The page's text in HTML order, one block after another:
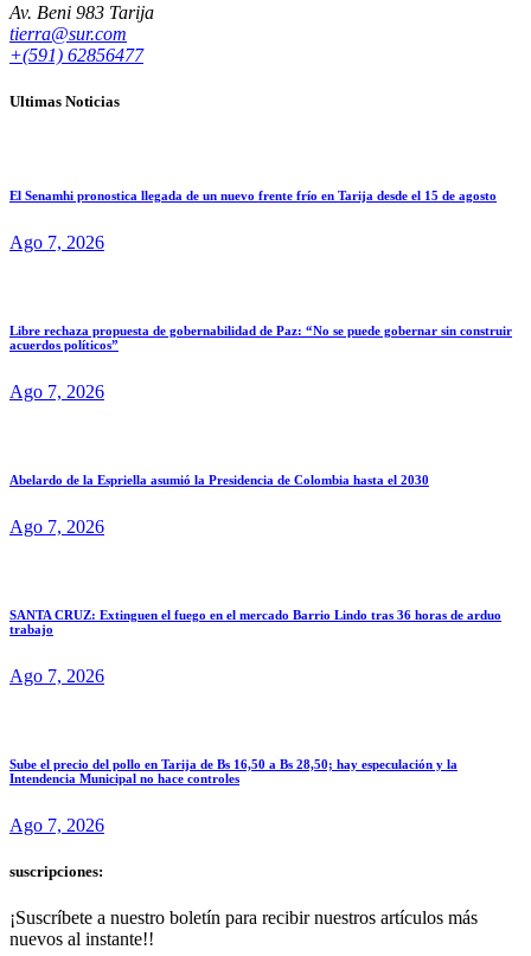
Av. Beni 983 Tarija
tierra@sur.com
+(591) 62856477
Ultimas Noticias
El Senamhi pronostica llegada de un nuevo frente frío en Tarija desde el 15 de agosto
Ago 7, 2026
Libre rechaza propuesta de gobernabilidad de Paz: “No se puede gobernar sin construir
acuerdos políticos”
Ago 7, 2026
Abelardo de la Espriella asumió la Presidencia de Colombia hasta el 2030
Ago 7, 2026
SANTA CRUZ: Extinguen el fuego en el mercado Barrio Lindo tras 36 horas de arduo
trabajo
Ago 7, 2026
Sube el precio del pollo en Tarija de Bs 16,50 a Bs 28,50; hay especulación y la
Intendencia Municipal no hace controles
Ago 7, 2026
suscripciones:
¡Suscríbete a nuestro boletín para recibir nuestros artículos más
nuevos al instante!!